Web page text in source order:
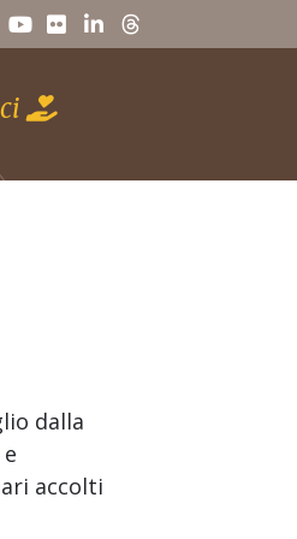
dalla
accolti